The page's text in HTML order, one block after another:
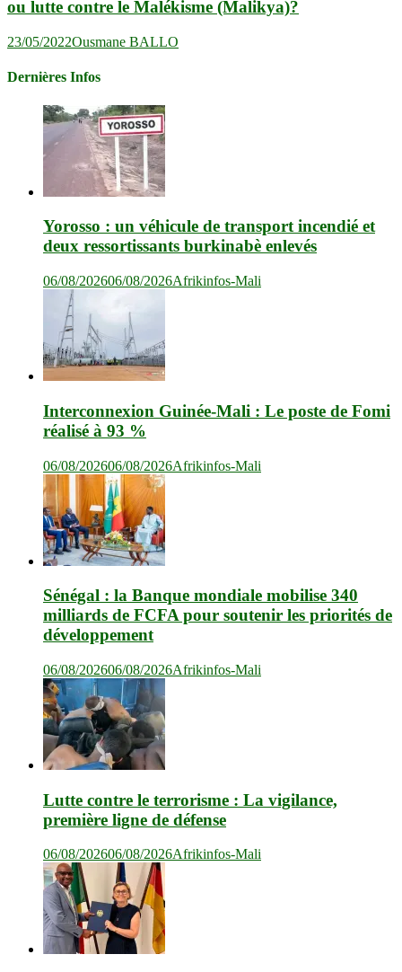
ou lutte contre le Malékisme (Malikya)?
23/05/2022Ousmane BALLO
Dernières Infos
Yorosso : un véhicule de transport incendié et
deux ressortissants burkinabè enlevés
06/08/202606/08/2026Afrikinfos-Mali
Interconnexion Guinée-Mali : Le poste de Fomi
réalisé à 93 %
06/08/202606/08/2026Afrikinfos-Mali
Sénégal : la Banque mondiale mobilise 340
milliards de FCFA pour soutenir les priorités de
développement
06/08/202606/08/2026Afrikinfos-Mali
Lutte contre le terrorisme : La vigilance,
première ligne de défense
06/08/202606/08/2026Afrikinfos-Mali